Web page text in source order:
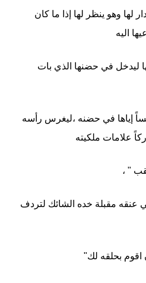
لها وهو ينظر لها إذا ما كان
اليه
ليدخل في حضنها الذي بات
إياها في حضنه ،ليغرس رأسه
علامات ملكيته
" ،
عنقه مقبلة خده الشائك لتردف
اقوم بحلقه لك"